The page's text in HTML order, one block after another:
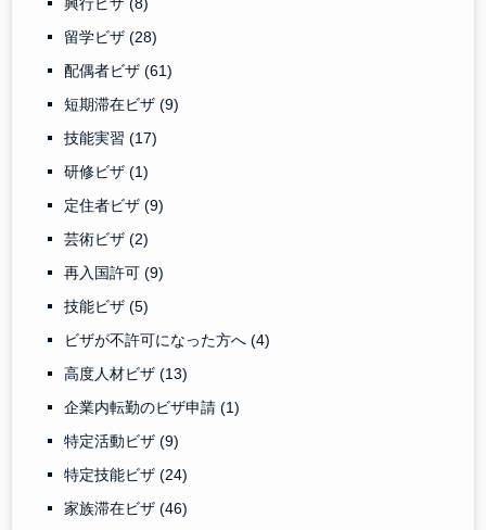
興行ビザ(8)
留学ビザ(28)
配偶者ビザ(61)
短期滞在ビザ(9)
技能実習(17)
研修ビザ(1)
定住者ビザ(9)
芸術ビザ(2)
再入国許可(9)
技能ビザ(5)
ビザが不許可になった方へ(4)
高度人材ビザ(13)
企業内転勤のビザ申請(1)
特定活動ビザ(9)
特定技能ビザ(24)
家族滞在ビザ(46)